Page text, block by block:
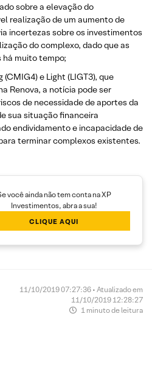
sobre a elevação do
realização de um aumento de
incertezas sobre os investimentos
do complexo, dado que as
há muito tempo;
e Light (LIGT3), que
Renova, a notícia pode ser
de necessidade de aportes da
sua situação financeira
endividamento e incapacidade de
terminar complexos existentes.
você ainda não tem conta na XP
Investimentos, abra a sua!
CLIQUE AQUI
11/10/2019 07:27:36 • Atualizado em
11/10/2019 12:28:27
1 minuto de leitura